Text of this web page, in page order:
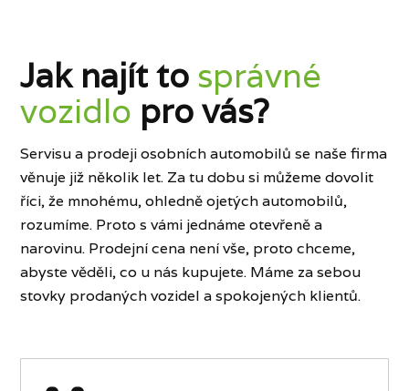
Jak najít to správné
vozidlo pro vás?
Servisu a prodeji osobních automobilů se naše firma
věnuje již několik let. Za tu dobu si můžeme dovolit
říci, že mnohému, ohledně ojetých automobilů,
rozumíme. Proto s vámi jednáme otevřeně a
narovinu. Prodejní cena není vše, proto chceme,
abyste věděli, co u nás kupujete. Máme za sebou
stovky prodaných vozidel a spokojených klientů.